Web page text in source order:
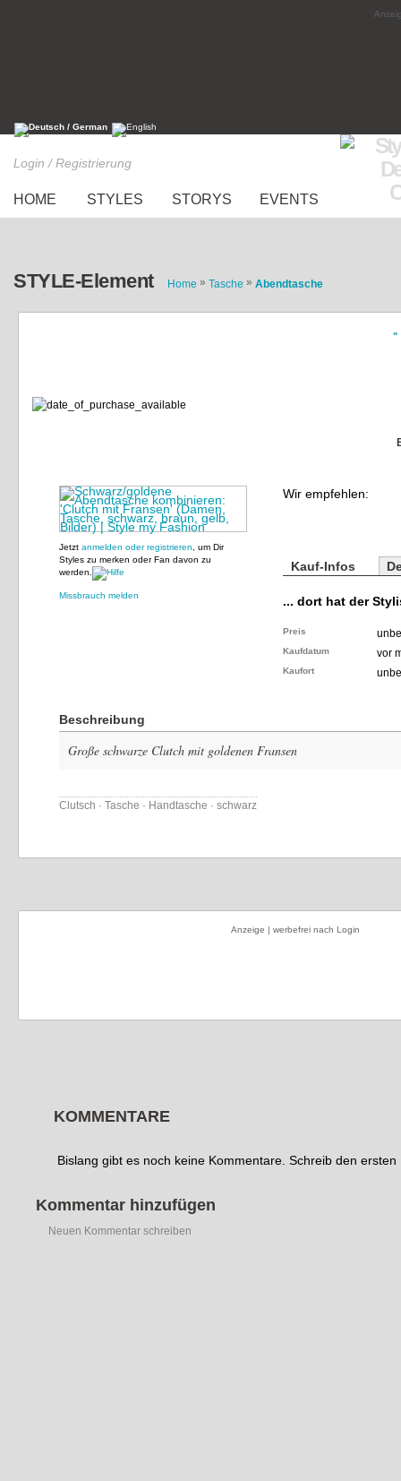
Login / Registrierung
HOME STYLES STORYS EVENTS
STYLE-Element Home » Tasche » Abendtasche
«
Jetzt anmelden oder registrieren , um Dir
Styles zu merken oder Fan davon zu
werden.
Missbrauch melden
Wir empfehlen:
Kauf-Infos
... dort hat der
Preis
Kaufdatum vor
Kaufort
Beschreibung
Große schwarze Clutch mit goldenen Fransen
Clutsch · Tasche · Handtasche · schwarz
Anzeige | werbefrei nach Login
KOMMENTARE
Bislang gibt es noch keine Kommentare. Schreib den ersten
Kommentar hinzufügen
Neuen Kommentar schreiben